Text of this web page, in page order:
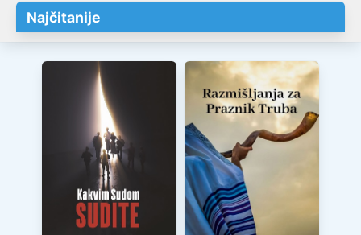
Najčitanije